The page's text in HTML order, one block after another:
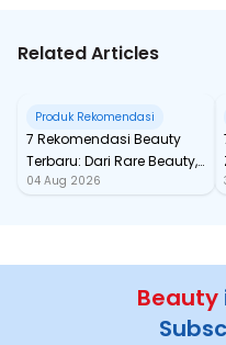
Related Articles
Produk Rekomendasi
7 Rekomendasi Beauty
Terbaru: Dari Rare Beauty,
Sampai Rhode Skin, Super
04 Aug 2026
Beauty